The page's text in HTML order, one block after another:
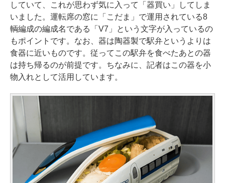
していて、これが思わず気に入って「器買い」してしま
いました。運転席の窓に「こだま」で運用されている8
輌編成の編成名である「V7」という文字が入っているの
もポイントです。なお、器は陶器製で駅弁というよりは
食器に近いものです。従ってこの駅弁を食べたあとの器
は持ち帰るのが前提です。ちなみに、記者はこの器を小
物入れとして活用しています。